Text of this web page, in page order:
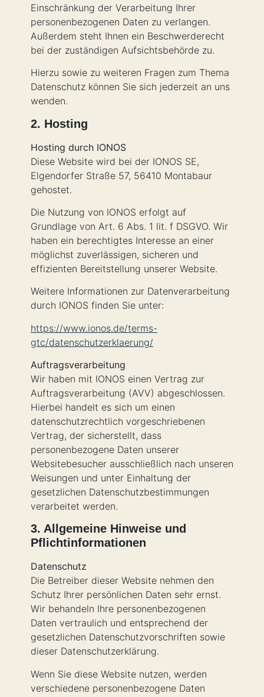
Einschränkung der Verarbeitung Ihrer
personenbezogenen Daten zu verlangen.
Außerdem steht Ihnen ein Beschwerderecht
bei der zuständigen Aufsichtsbehörde zu.
Hierzu sowie zu weiteren Fragen zum Thema
Datenschutz können Sie sich jederzeit an uns
wenden.
2. Hosting
Hosting durch IONOS
Diese Website wird bei der IONOS SE,
Elgendorfer Straße 57, 56410 Montabaur
gehostet.
Die Nutzung von IONOS erfolgt auf
Grundlage von Art. 6 Abs. 1 lit. f DSGVO. Wir
haben ein berechtigtes Interesse an einer
möglichst zuverlässigen, sicheren und
effizienten Bereitstellung unserer Website.
Weitere Informationen zur Datenverarbeitung
durch IONOS finden Sie unter:
https://www.ionos.de/terms-
gtc/datenschutzerklaerung/
Auftragsverarbeitung
Wir haben mit IONOS einen Vertrag zur
Auftragsverarbeitung (AVV) abgeschlossen.
Hierbei handelt es sich um einen
datenschutzrechtlich vorgeschriebenen
Vertrag, der sicherstellt, dass
personenbezogene Daten unserer
Websitebesucher ausschließlich nach unseren
Weisungen und unter Einhaltung der
gesetzlichen Datenschutzbestimmungen
verarbeitet werden.
3. Allgemeine Hinweise und
Pflichtinformationen
Datenschutz
Die Betreiber dieser Website nehmen den
Schutz Ihrer persönlichen Daten sehr ernst.
Wir behandeln Ihre personenbezogenen
Daten vertraulich und entsprechend der
gesetzlichen Datenschutzvorschriften sowie
dieser Datenschutzerklärung.
Wenn Sie diese Website nutzen, werden
verschiedene personenbezogene Daten